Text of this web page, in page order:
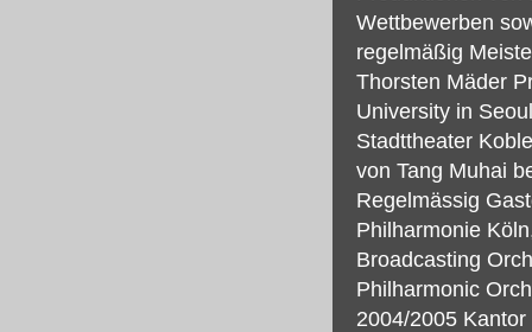
Wettbewerben
regelmäßig
Thorsten Mäder
University in
Stadttheater
von Tang Muhai
Regelmässig
Philharmonie
Broadcasting
Philharmonic
2004/2005